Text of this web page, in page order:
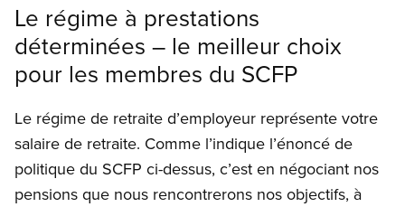
Le régime à prestations
déterminées – le meilleur choix
pour les membres du SCFP
Le régime de retraite d’employeur représente votre
salaire de retraite. Comme l’indique l’énoncé de
politique du SCFP ci-dessus, c’est en négociant nos
pensions que nous rencontrerons nos objectifs, à